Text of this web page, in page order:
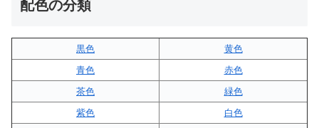
配色の分類
黒色
黄色
青色
赤色
茶色
緑色
紫色
白色